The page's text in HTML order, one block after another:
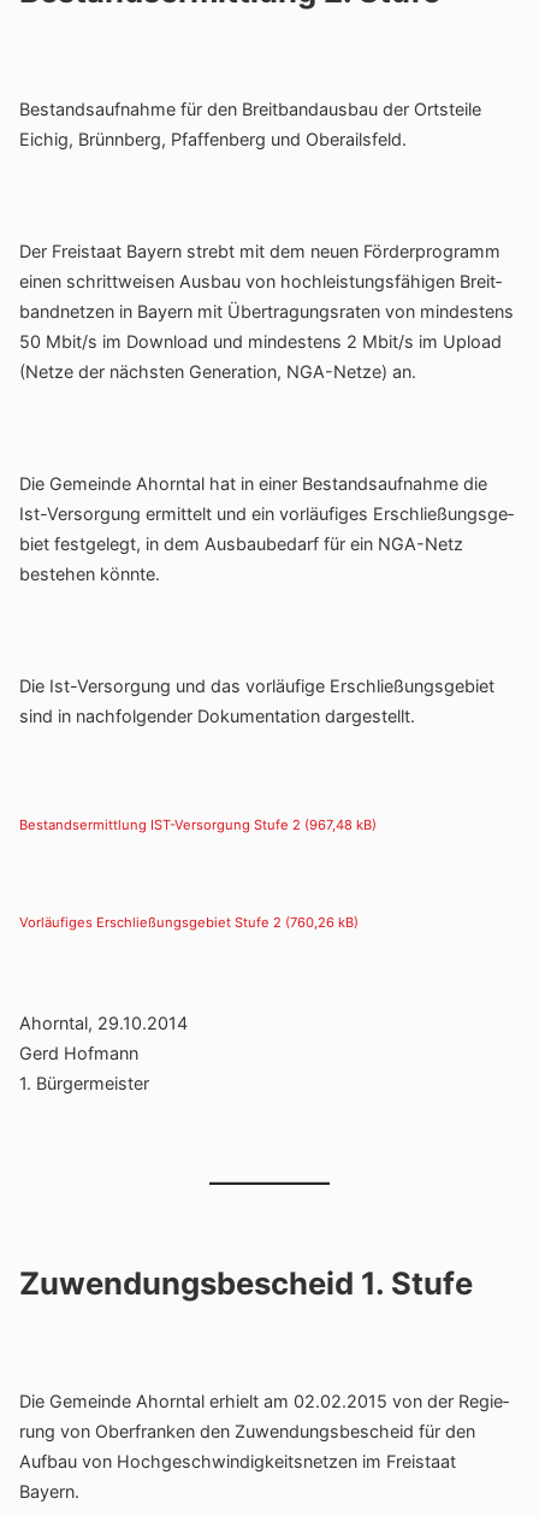
Bestands­auf­nahme für den Breit­band­ausbau der Orts­teile
Eichig, Brünn­berg, Pfaf­fen­berg und Oberailsfeld.
Der Frei­staat Bayern strebt mit dem neuen Förder­pro­gramm
einen schritt­weisen Ausbau von hoch­leis­tungs­fä­higen Breit­
band­netzen in Bayern mit Über­tra­gungs­raten von mindes­tens
50 Mbit/s im Down­load und mindes­tens 2 Mbit/s im Upload
(Netze der nächsten Gene­ra­tion, NGA-Netze) an.
Die Gemeinde Ahorntal hat in einer Bestands­auf­nahme die
Ist-Versor­gung ermit­telt und ein vorläu­figes Erschlie­ßungs­ge­
biet fest­ge­legt, in dem Ausbau­be­darf für ein NGA-Netz
bestehen könnte.
Die Ist-Versor­gung und das vorläu­fige Erschlie­ßungs­ge­biet
sind in nach­fol­gender Doku­men­ta­tion dargestellt.
Bestand­ser­mitt­lung IST-Versor­gung Stufe 2
Vorläu­figes Erschlie­ßungs­ge­biet Stufe 2
Ahorntal, 29.10.2014
Gerd Hofmann
1. Bürger­meister
Zuwendungsbescheid 1. Stufe
Die Gemeinde Ahorntal erhielt am 02.02.2015 von der Regie­
rung von Ober­franken den Zuwen­dungs­be­scheid für den
Aufbau von Hoch­ge­schwin­dig­keits­netzen im Frei­staat
Bayern.